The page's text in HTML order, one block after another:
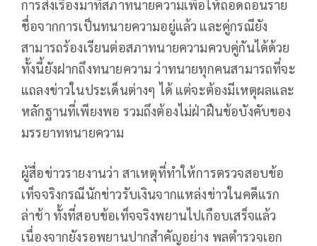
การส่งเรื่องมาที่สภาทนายความเพื่อให้ถอดถอนราย
ชื่อจากการเป็นทนายความอยู่แล้ว และคู่กรณียัง
สามารถร้องเรียนต่อสภาทนายความควบคู่กันได้ด้วย
ทั้งนี้ยังฝากถึงทนายความ ว่าทนายทุกคนสามารถที่จะ
แถลงข่าวในประเด็นต่างๆ ได้ แต่จะต้องมีเหตุผลและ
หลักฐานที่เพียงพอ รวมถึงต้องไม่ฝ่าฝืนข้อบังคับของ
มรรยาททนายความ
ผู้สื่อข่าวรายงานว่า สาเหตุที่ทำให้การตรวจสอบข้อ
เท็จจริงกรณีนักข่าวรับเงินจากแหล่งข่าวในคดีแรก
ล่าช้า ทั้งที่สอบข้อเท็จจริงพยานไปเกือบเสร็จแล้ว
เนื่องจากยังรอพยานปากสำคัญอย่าง พลตำรวจเอก